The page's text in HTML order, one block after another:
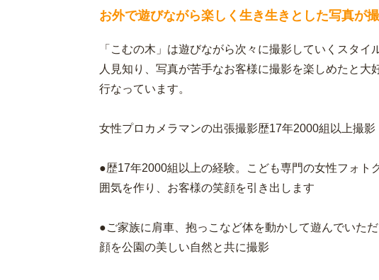
お外で遊びながら楽しく生き生きとした写真が
「こむの木」は遊びながら次々に撮影していくスタイ
人見知り、写真が苦手なお客様に撮影を楽しめたと大
行なっています。
女性プロカメラマンの出張撮影歴17年2000組以上撮
●歴17年2000組以上の経験。こども専門の女性フォト
囲気を作り、お客様の笑顔を引き出します
●ご家族に肩車、抱っこなど体を動かして遊んでいた
顔を公園の美しい自然と共に撮影